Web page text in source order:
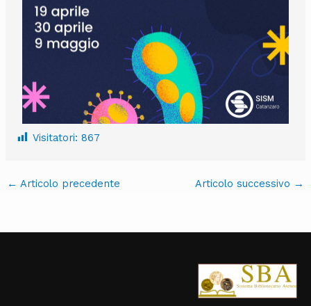
Visitatori: 867
← Articolo precedente Articolo successivo →